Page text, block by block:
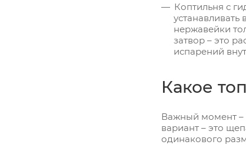
Коптильня с
нержавейки
затвор – это
испарений
Какое
Важный момент –
вариант – это
одинакового